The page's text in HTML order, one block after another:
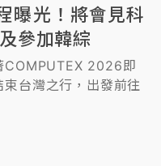
曝光！將會見科
參加韓綜
COMPUTEX 2026即
台灣之行，出發前往